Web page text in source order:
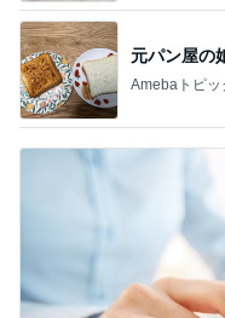
元パン屋の
Amebaトピッ